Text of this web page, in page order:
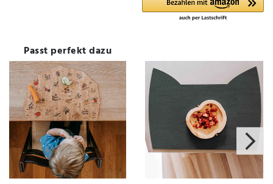
Passt perfekt dazu